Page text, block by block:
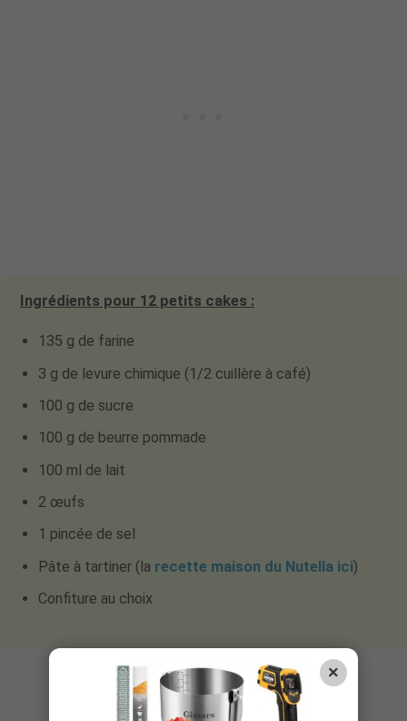
Ingrédients pour 12 petits cakes :
135 g de farine
3 g de levure chimique (1/2 cuillère à café)
100 g de sucre
100 g de beurre pommade
100 ml de lait
2 œufs
1 pincée de sel
Pâte à tartiner (la recette maison du Nutella ici)
Confiture au choix
×